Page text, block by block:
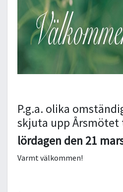
P.g.a. olika
skjuta upp
lördagen den 21
Varmt välkommen!